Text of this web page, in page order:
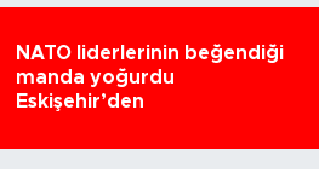
NATO liderlerinin beğendiği
manda yoğurdu
Eskişehir’den